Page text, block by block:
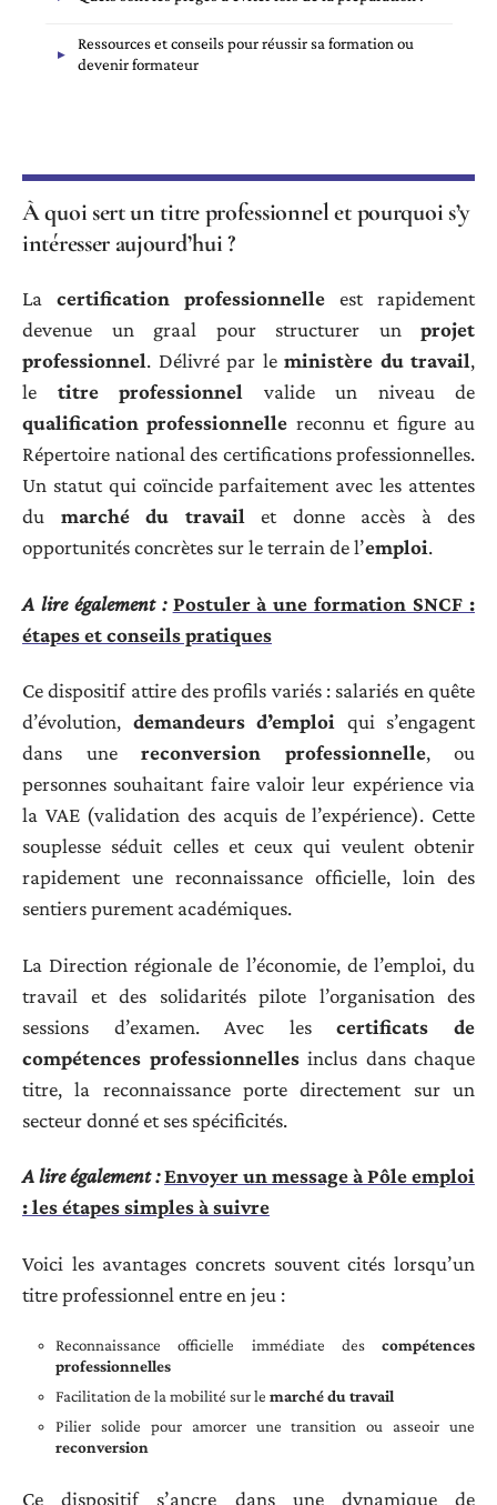
Ressources et conseils pour réussir sa formation ou
devenir formateur
À quoi sert un titre professionnel et pourquoi s’y
intéresser aujourd’hui ?
La certification professionnelle est rapidement
devenue un graal pour structurer un projet
professionnel. Délivré par le ministère du travail,
le titre professionnel valide un niveau de
qualification professionnelle reconnu et figure au
Répertoire national des certifications professionnelles.
Un statut qui coïncide parfaitement avec les attentes
du marché du travailet donne accès à des
opportunités concrètes sur le terrain de l’emploi.
A lire également : Postuler à une formation SNCF :
étapes et conseils pratiques
Ce dispositif attire des profils variés : salariés en quête
d’évolution, demandeurs d’emploi qui s’engagent
dans une reconversion professionnelle, ou
personnes souhaitant faire valoir leur expérience via
la VAE (validation des acquis de l’expérience). Cette
souplesse séduit celles et ceux qui veulent obtenir
rapidement une reconnaissance officielle, loin des
sentiers purement académiques.
La Direction régionale de l’économie, de l’emploi, du
travail et des solidarités pilote l’organisation des
sessions d’examen. Avec lescertificats de
compétences professionnellesinclus dans chaque
titre, la reconnaissance porte directement sur un
secteur donné et ses spécificités.
A lire également :Envoyer un message à Pôle emploi
: les étapes simples à suivre
Voici les avantages concrets souvent cités lorsqu’un
titre professionnel entre en jeu :
Reconnaissance officielle immédiate des compétences
professionnelles
Facilitation de la mobilité sur le marché du travail
Pilier solide pour amorcer une transition ou asseoir une
reconversion
Ce dispositif s’ancre dans une dynamique de